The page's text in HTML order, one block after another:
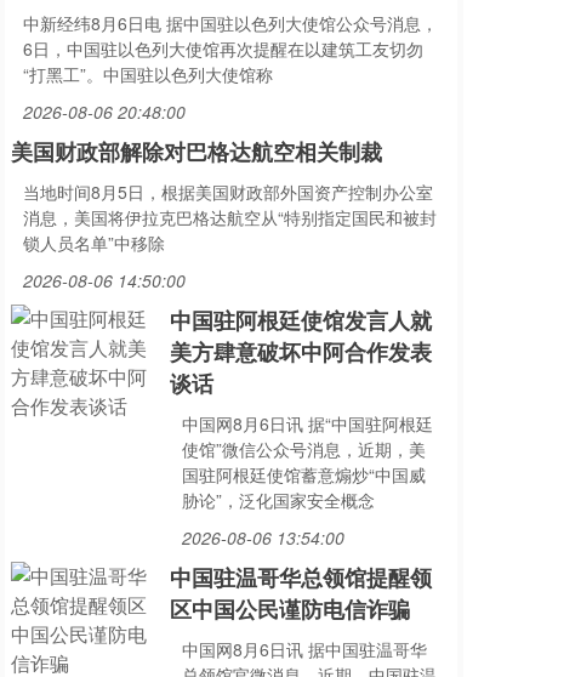
中新经纬8月6日电 据中国驻以色列大使馆公众号消息，
6日，中国驻以色列大使馆再次提醒在以建筑工友切勿
“打黑工”。中国驻以色列大使馆称
2026-08-06 20:48:00
美国财政部解除对巴格达航空相关制裁
当地时间8月5日，根据美国财政部外国资产控制办公室
消息，美国将伊拉克巴格达航空从“特别指定国民和被封
锁人员名单”中移除
2026-08-06 14:50:00
中国驻阿根廷使馆发言人就
美方肆意破坏中阿合作发表
谈话
中国网8月6日讯 据“中国驻阿根廷
使馆”微信公众号消息，近期，美
国驻阿根廷使馆蓄意煽炒“中国威
胁论”，泛化国家安全概念
2026-08-06 13:54:00
中国驻温哥华总领馆提醒领
区中国公民谨防电信诈骗
中国网8月6日讯 据中国驻温哥华